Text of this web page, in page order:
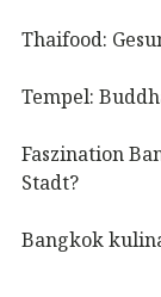
Thaifood:
Tempel:
Faszination
Stadt?
Bangkok